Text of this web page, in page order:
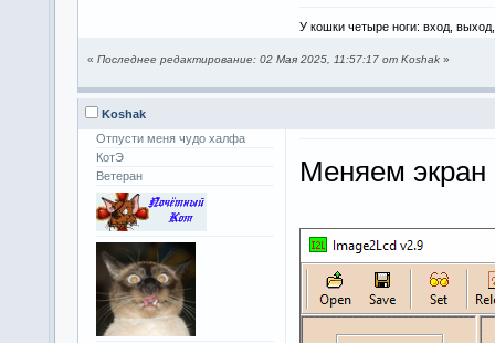
У кошки четыре ноги: вход,
« Последнее редактирование: 02 Мая 2025, 11:57:17 от Koshak »
Koshak
Отпусти меня чудо халфа
КотЭ
Ветеран
Меняем экран